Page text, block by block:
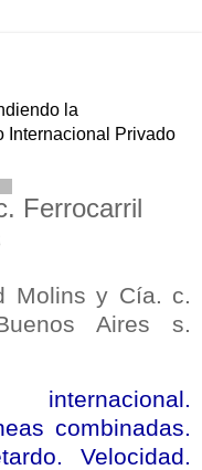
la
Internacional Privado
Ferrocarril
Molins y Cía. c.
Aires s.
combinadas.
Velocidad.